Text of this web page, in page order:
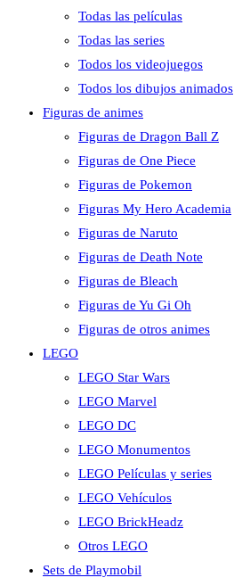
Todas las películas
Todas las series
Todos los videojuegos
Todos los dibujos animados
Figuras de animes
Figuras de Dragon Ball Z
Figuras de One Piece
Figuras de Pokemon
Figuras My Hero Academia
Figuras de Naruto
Figuras de Death Note
Figuras de Bleach
Figuras de Yu Gi Oh
Figuras de otros animes
LEGO
LEGO Star Wars
LEGO Marvel
LEGO DC
LEGO Monumentos
LEGO Películas y series
LEGO Vehículos
LEGO BrickHeadz
Otros LEGO
Sets de Playmobil